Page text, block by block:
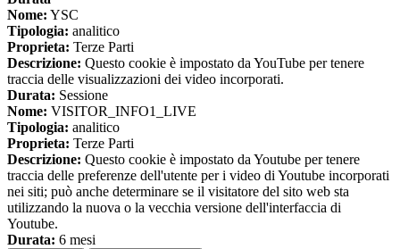
Nome: YSC
Tipologia: analitico
Proprieta: Terze Parti
Descrizione: Questo cookie è impostato da YouTube per tenere
traccia delle visualizzazioni dei video incorporati.
Durata: Sessione
Nome: VISITOR_INFO1_LIVE
Tipologia: analitico
Proprieta: Terze Parti
Descrizione: Questo cookie è impostato da Youtube per tenere
traccia delle preferenze dell'utente per i video di Youtube incorporati
nei siti; può anche determinare se il visitatore del sito web sta
utilizzando la nuova o la vecchia versione dell'interfaccia di
Youtube.
Durata: 6 mesi